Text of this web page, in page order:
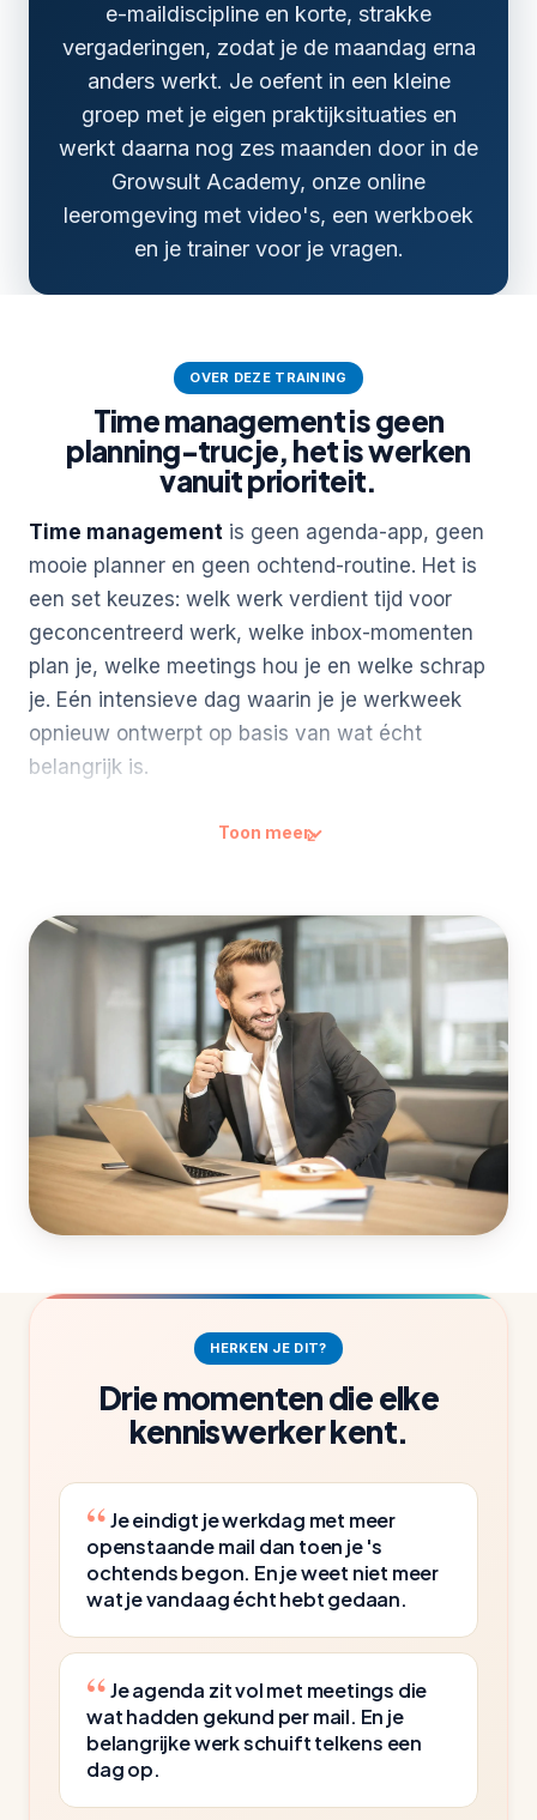
e-maildiscipline en korte, strakke
vergaderingen, zodat je de maandag erna
anders werkt. Je oefent in een kleine
groep met je eigen praktijksituaties en
werkt daarna nog zes maanden door in de
Growsult Academy, onze online
leeromgeving met video's, een werkboek
en je trainer voor je vragen.
OVER DEZE TRAINING
Time management is geen
planning-trucje, het is werken
vanuit prioriteit.
Time management is geen agenda-app, geen
mooie planner en geen ochtend-routine. Het is
een set keuzes: welk werk verdient tijd voor
geconcentreerd werk, welke inbox-momenten
plan je, welke meetings hou je en welke schrap
je. Eén intensieve dag waarin je je werkweek
opnieuw ontwerpt op basis van wat écht
belangrijk is.
In deze cursus timemanagement werk je met je
versnipperde dagen heeft gewerkt en weet welke
oplossingen blijven hangen na een week en
welke niet. Je leert de Eisenhower-matrix, je
oefent het maken van blokken voor
geconcentreerd werk, je herontwerpt je inbox-
flow en je krijgt een vergaderdiscipline-checklist
die je in elke meeting kunt gebruiken.
Het verschil merk je al de week erna: drie blokken
voor geconcentreerd werk in je week, je inbox
heeft. Dat is wat deze time management cursus
je geeft: meer grip, niet nog een systeem om bij
te houden.
Toon meer
HERKEN JE DIT?
Drie momenten die elke
kenniswerker kent.
Je eindigt je werkdag met meer
openstaande mail dan toen je 's
ochtends begon. En je weet niet meer
wat je vandaag écht hebt gedaan.
Je agenda zit vol met meetings die
wat hadden gekund per mail. En je
belangrijke werk schuift telkens een
dag op.